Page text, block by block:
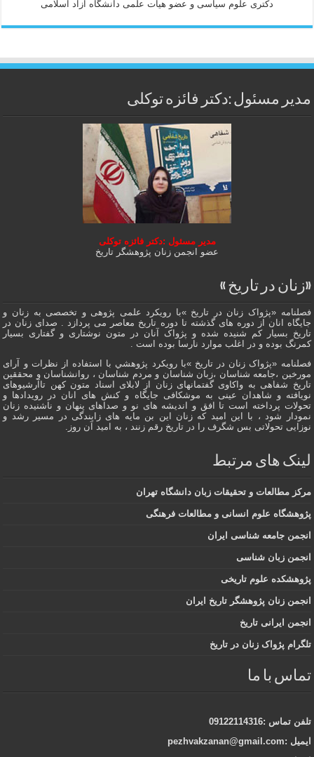
دكتری علوم سياسی و عضو هيات علمی دانشگاه آزاد اسلامی
مدیر مسئول :دکتر فائزه توکلی
مدیر مسئول :دکتر فائزه توکلی
عضو انجمن زنان پژوهشگر تاریخ
«زنان در تاریخ »
فصلنامه «پژواک زنان در تاریخ »با رویکرد علمی پژوهى و تخصصی به زنان و
جایگاه انان از دوره هاى گذشته تا دوره تاریخ معاصر می پردازد . صدای زنان در
تاریخ بسیار کم شنیده شده و پژواک آنان در متون نوشتاری و گفتاری بسیار
کمرنگ بوده و در اغلب موارد نارسا بوده است .
فصلنامه «پژواک زنان در تاریخ »با رویکرد پژوهشي با استفاده از نظرات و آرای
مورخین ،جامعه شناسان ،زبان شناسان و مردم شناسان ، روانشناسان و محققین
تاریخ شفاهی به واکاوی گفتمانهاى زنان از لابلای اسناد متون کهن تاآرشیوهای
نویافته و شاهدان عينى به موشکافی جايگاه و كنش هاى انان در رویدادها و
تحولات پرداخته است تا افق و اندیشه های نو و صداهای پنهان و ناشنیده زنان
نمودار شود ، با این امید که زنان این بن مایه های زایندگی در مسير رشد و
نوزایی تحولاتی بس شگرف را در تاریخ رقم زنند ، به اميد آن روز.
لینک های مرتبط
مرکز مطالعات و تحقیقات زبان دانشگاه تهران
پژوهشگاه علوم انسانی و مطالعات فرهنگی
انجمن جامعه شناسی ایران
انجمن زبان شناسی
پژوهشکده علوم تاریخی
انجمن زنان پژوهشگر تاریخ ایران
انجمن ایرانی تاریخ
تلگرام پژواک زنان در تاریخ
تماس با ما
تلفن تماس :09122114316
ایمیل :pezhvakzanan@gmail.com